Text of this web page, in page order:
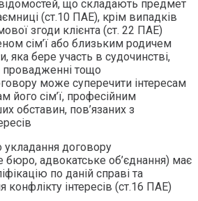
що складають предмет
(ст.10 ПАЕ), крім випадків
згоди клієнта (ст. 22 ПАЕ)
сім’ї або близьким родичем
яка бере участь в судочинстві,
тощо
може суперечити інтересам
його сім’ї, професійним
обставин, пов’язаних з
укладання договору
бюро, адвокатське об’єднання) має
по даній справі та
інтересів (ст.16 ПАЕ)